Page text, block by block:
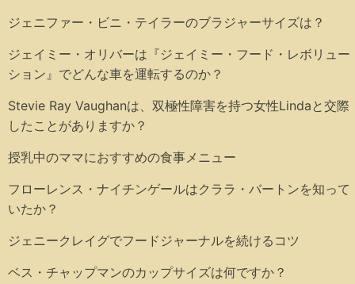
ジェニファー・ビニ・テイラーのブラジャーサイズは？
ジェイミー・オリバーは『ジェイミー・フード・レボリュー
ション』でどんな車を運転するのか？
Stevie Ray Vaughanは、双極性障害を持つ女性Lindaと交際
したことがありますか？
授乳中のママにおすすめの食事メニュー
フローレンス・ナイチンゲールはクララ・バートンを知って
いたか？
ジェニークレイグでフードジャーナルを続けるコツ
ベス・チャップマンのカップサイズは何ですか？